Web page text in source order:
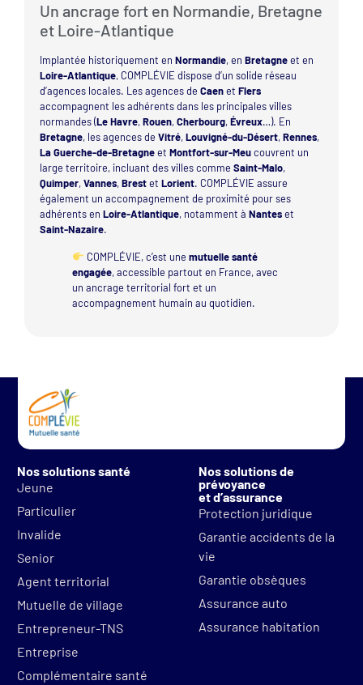
Un ancrage fort en Normandie, Bretagne
et Loire-Atlantique
Implantée historiquement enNormandie, enBretagneet en
Loire-Atlantique, COMPLÉVIE dispose d’un solide réseau
d’agences locales. Les agences deCaenetFlers
accompagnent les adhérents dans les principales villes
normandes (Le Havre,Rouen,Cherbourg,Évreux…). En
Bretagne, les agences deVitré,Louvigné-du-Désert,Rennes,
La Guerche-de-BretagneetMontfort-sur-Meucouvrent un
large territoire, incluant des villes commeSaint-Malo,
Quimper,Vannes,BrestetLorient. COMPLÉVIE assure
également un accompagnement de proximité pour ses
adhérents enLoire-Atlantique, notamment àNanteset
Saint-Nazaire.
COMPLÉVIE, c’est une mutuelle santé
engagée, accessible partout en France, avec
un ancrage territorial fort et un
accompagnement humain au quotidien.
Nos solutions santé
Jeune
Particulier
Invalide
Senior
Agent territorial
Mutuelle de village
Entrepreneur-TNS
Entreprise
Complémentaire santé
Nos solutions de
prévoyance
et d’assurance
Protection juridique
Garantie accidents de la
vie
Garantie obsèques
Assurance auto
Assurance habitation